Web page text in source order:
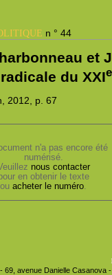
n ° 44
et
du XXIe
2012, p. 67
n'a pas encore été
numérisé.
nous contacter
en obtenir le texte
ouacheter le numéro.
69, avenue Danielle